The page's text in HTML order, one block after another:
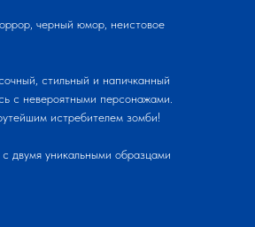
черный юмор, неистовое
стильный и напичканный
с невероятными персонажами.
истребителем зомби!
двумя уникальными образцами